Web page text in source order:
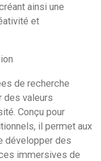
ainsi une
et
de recherche
des valeurs
Conçu pour
il permet aux
développer des
immersives de